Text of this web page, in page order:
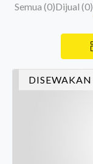
Semua (0)Dijual (0)
DISEWAKAN